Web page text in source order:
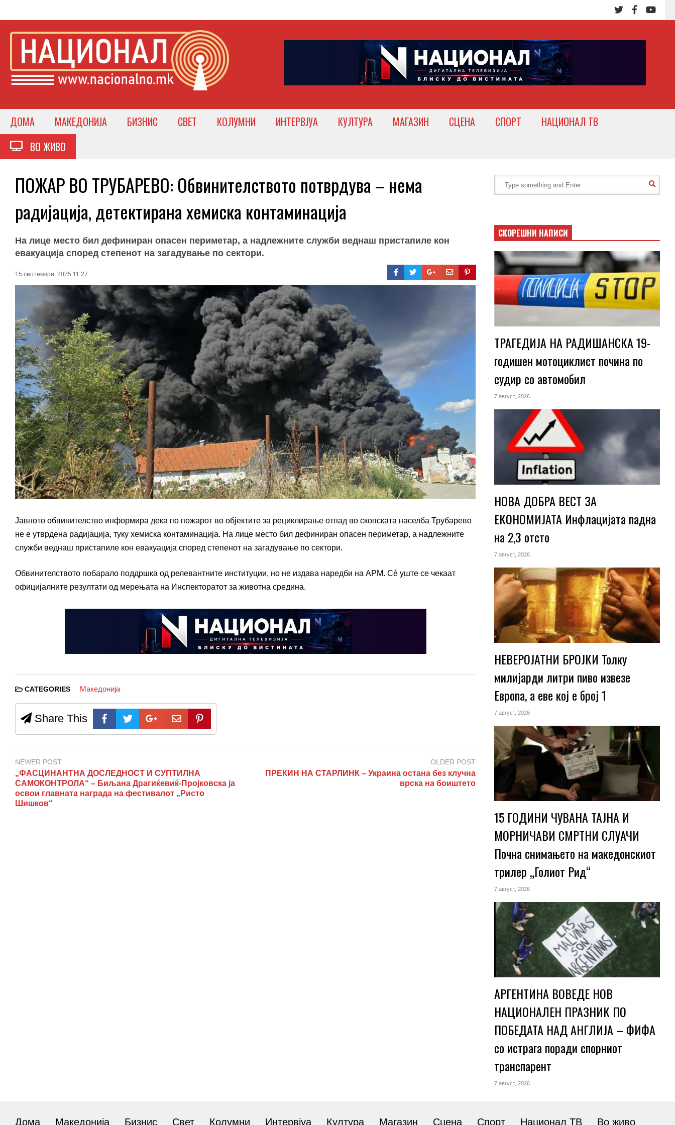
ДОМА МАКЕДОНИЈА БИЗНИС СВЕТ КОЛУМНИ ИНТЕРВЈУА КУЛТУРА МАГАЗИН СЦЕНА СПОРТ
НАЦИОНАЛ ТВ
ВО ЖИВО
ПОЖАР ВО ТРУБАРЕВО: Обвинителството потврдува – нема
радијација, детектирана хемиска контаминација
На лице место бил дефиниран опасен периметар, а надлежните служби веднаш пристапиле кон
евакуација според степенот на загадување по сектори.
15 септември, 2025 11:27
Јавното обвинителство информира дека по пожарот во објектите за рециклирање отпад во скопската населба Трубарево
не е утврдена радијација, туку хемиска контаминација. На лице место бил дефиниран опасен периметар, а надлежните
служби веднаш пристапиле кон евакуација според степенот на загадување по сектори.
Обвинителството побарало поддршка од релевантните институции, но не издава наредби на АРМ. Сè уште се чекаат
официјалните резултати од мерењата на Инспекторатот за животна средина.
CATEGORIES Македонија
Share This
NEWER POST
„ФАСЦИНАНТНА ДОСЛЕДНОСТ И СУПТИЛНА
САМОКОНТРОЛА“ – Биљана Драгиќевиќ-Пројковска ја
освои главната награда на фестивалот „Ристо
Шишков“
OLDER POST
ПРЕКИН НА СТАРЛИНК – Украина остана без клучна
врска на боиштето
СКОРЕШНИ НАПИСИ
ТРАГЕДИЈА НА РАДИШАНСКА 19-
годишен мотоциклист почина по
судир со автомобил
7 август, 2026
НОВА ДОБРА ВЕСТ ЗА
ЕКОНОМИЈАТА Инфлацијата падна
на 2,3 отсто
7 август, 2026
НЕВЕРОЈАТНИ БРОЈКИ Толку
милијарди литри пиво извезе
Европа, а еве кој е број 1
7 август, 2026
15 ГОДИНИ ЧУВАНА ТАЈНА И
МОРНИЧАВИ СМРТНИ СЛУАЧИ
Почна снимањето на македонскиот
трилер „Голиот Рид“
7 август, 2026
АРГЕНТИНА ВОВЕДЕ НОВ
НАЦИОНАЛЕН ПРАЗНИК ПО
ПОБЕДАТА НАД АНГЛИЈА – ФИФА
со истрага поради спорниот
транспарент
7 август, 2026
Дома Македонија Бизнис Свет Колумни Интервјуа Култура Магазин Сцена Спорт Национал ТВ Во живо